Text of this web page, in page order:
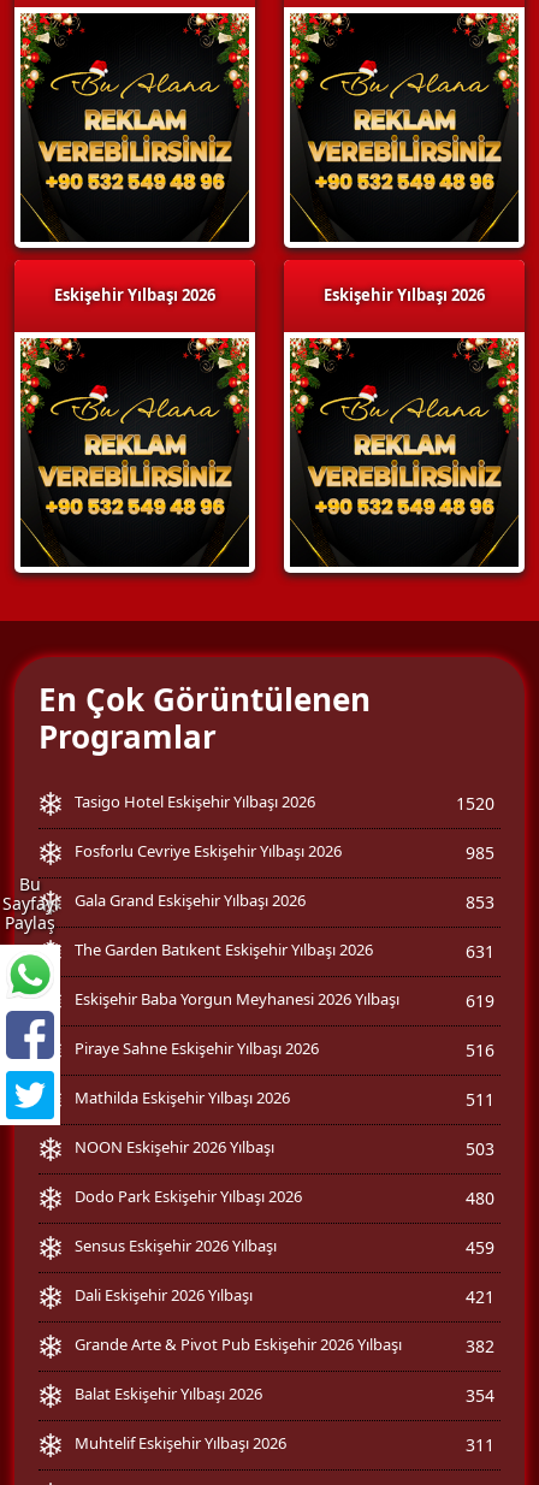
Eskişehir Yılbaşı 2026 Eskişehir Yılbaşı 2026
Bu
Sayfayı
Paylaş
En Çok Görüntülenen
Programlar
Tasigo Hotel Eskişehir Yılbaşı 2026 1520
Fosforlu Cevriye Eskişehir Yılbaşı 2026 985
Gala Grand Eskişehir Yılbaşı 2026 853
The Garden Batıkent Eskişehir Yılbaşı 2026 631
Eskişehir Baba Yorgun Meyhanesi 2026 Yılbaşı 619
Piraye Sahne Eskişehir Yılbaşı 2026 516
Mathilda Eskişehir Yılbaşı 2026 511
NOON Eskişehir 2026 Yılbaşı 503
Dodo Park Eskişehir Yılbaşı 2026 480
Sensus Eskişehir 2026 Yılbaşı 459
Dali Eskişehir 2026 Yılbaşı 421
Grande Arte & Pivot Pub Eskişehir 2026 Yılbaşı 382
Balat Eskişehir Yılbaşı 2026 354
Muhtelif Eskişehir Yılbaşı 2026 311